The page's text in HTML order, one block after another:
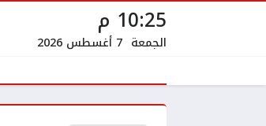
10:25 م
الجمعة 7 أغسطس 2026